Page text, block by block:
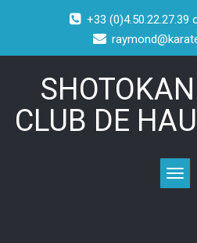
+33 (0)4.50.22.27.39
CLUB DE